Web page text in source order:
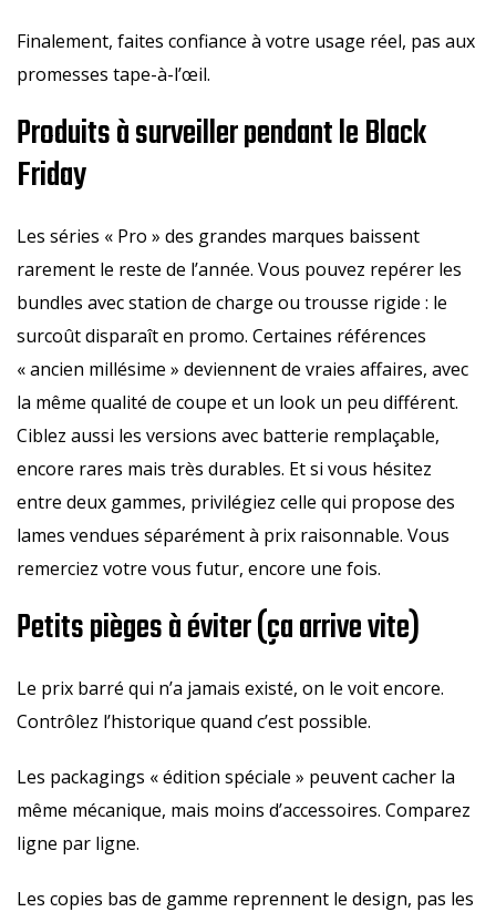
Finalement, faites confiance à votre usage réel, pas aux
promesses tape-à-l’œil.
Produits à surveiller pendant le Black
Friday
Les séries « Pro » des grandes marques baissent
rarement le reste de l’année. Vous pouvez repérer les
bundles avec station de charge ou trousse rigide : le
surcoût disparaît en promo. Certaines références
« ancien millésime » deviennent de vraies affaires, avec
la même qualité de coupe et un look un peu différent.
Ciblez aussi les versions avec batterie remplaçable,
encore rares mais très durables. Et si vous hésitez
entre deux gammes, privilégiez celle qui propose des
lames vendues séparément à prix raisonnable. Vous
remerciez votre vous futur, encore une fois.
Petits pièges à éviter (ça arrive vite)
Le prix barré qui n’a jamais existé, on le voit encore.
Contrôlez l’historique quand c’est possible.
Les packagings « édition spéciale » peuvent cacher la
même mécanique, mais moins d’accessoires. Comparez
ligne par ligne.
Les copies bas de gamme reprennent le design, pas les